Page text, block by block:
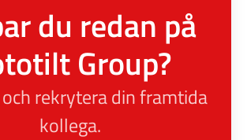
du redan på
Group?
rekrytera din framtida
kollega.